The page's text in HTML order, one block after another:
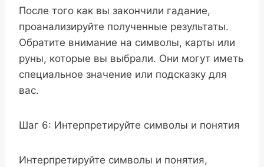
После того как вы закончили гадание,
проанализируйте полученные результаты.
Обратите внимание на символы, карты или
руны, которые вы выбрали. Они могут иметь
специальное значение или подсказку для
вас.
Шаг 6: Интерпретируйте символы и понятия
Интерпретируйте символы и понятия,